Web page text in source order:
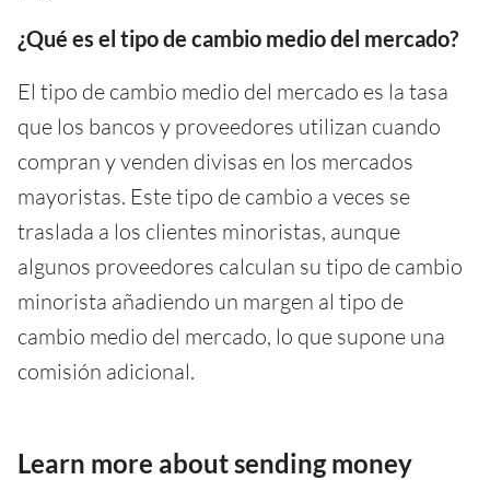
¿Qué es el tipo de cambio medio del mercado?
El tipo de cambio medio del mercado es la tasa
que los bancos y proveedores utilizan cuando
compran y venden divisas en los mercados
mayoristas. Este tipo de cambio a veces se
traslada a los clientes minoristas, aunque
algunos proveedores calculan su tipo de cambio
minorista añadiendo un margen al tipo de
cambio medio del mercado, lo que supone una
comisión adicional.
Learn more about sending money